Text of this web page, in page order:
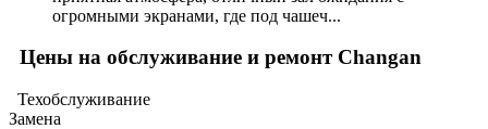
огромными экранами, где под чашеч...
Цены на обслуживание и ремонт Changan
Техобслуживание
Замена